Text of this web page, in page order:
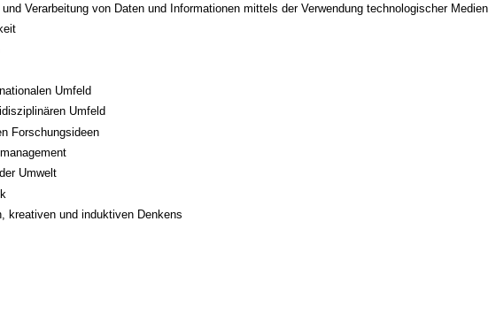
Verarbeitung von Daten und Informationen mittels der Verwendung technologischer Medien
Umfeld
Umfeld
Forschungsideen
Umwelt
kreativen und induktiven Denkens